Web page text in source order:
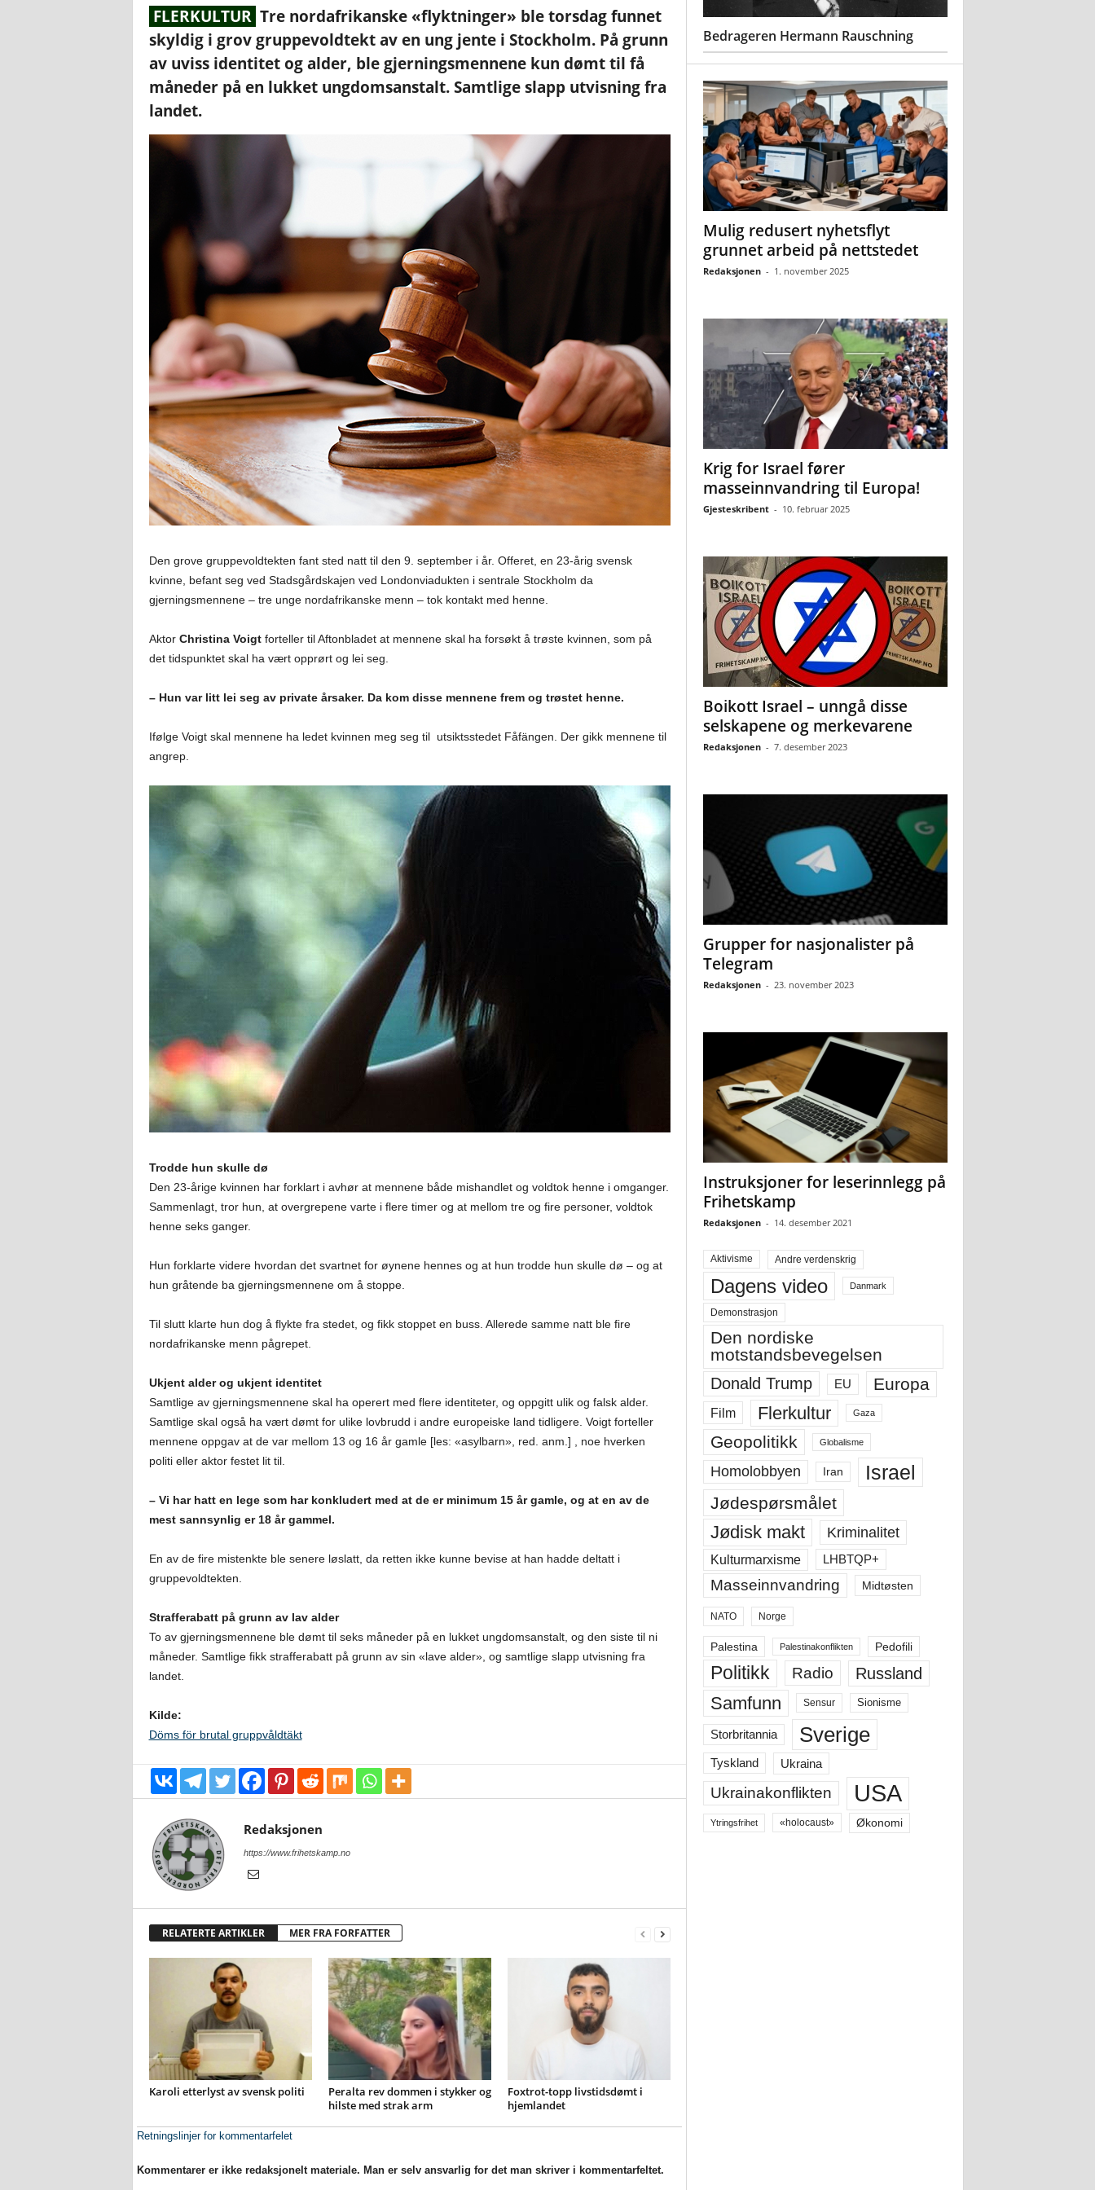
FLERKULTUR Tre nordafrikanske «flyktninger» ble torsdag funnet
skyldig i grov gruppevoldtekt av en ung jente i Stockholm. På grunn
av uviss identitet og alder, ble gjerningsmennene kun dømt til få
måneder på en lukket ungdomsanstalt. Samtlige slapp utvisning fra
landet.
Den grove gruppevoldtekten fant sted natt til den 9. september i år. Offeret, en 23-årig svensk
kvinne, befant seg ved Stadsgårdskajen ved Londonviadukten i sentrale Stockholm da
gjerningsmennene – tre unge nordafrikanske menn – tok kontakt med henne.
AktorChristina Voigtforteller til Aftonbladet at mennene skal ha forsøkt å trøste kvinnen, som på
det tidspunktet skal ha vært opprørt og lei seg.
– Hun var litt lei seg av private årsaker. Da kom disse mennene frem og trøstet henne.
Ifølge Voigt skal mennene ha ledet kvinnen meg seg til utsiktsstedet Fåfängen. Der gikk mennene til
angrep.
Trodde hun skulle dø
Den 23-årige kvinnen har forklart i avhør at mennene både mishandlet og voldtok henne i omganger.
Sammenlagt, tror hun, at overgrepene varte i flere timer og at mellom tre og fire personer, voldtok
henne seks ganger.
Hun forklarte videre hvordan det svartnet for øynene hennes og at hun trodde hun skulle dø – og at
hun gråtende ba gjerningsmennene om å stoppe.
Til slutt klarte hun dog å flykte fra stedet, og fikk stoppet en buss. Allerede samme natt ble fire
nordafrikanske menn pågrepet.
Ukjent alder og ukjent identitet
Samtlige av gjerningsmennene skal ha operert med flere identiteter, og oppgitt ulik og falsk alder.
Samtlige skal også ha vært dømt for ulike lovbrudd i andre europeiske land tidligere. Voigt forteller
mennene oppgav at de var mellom 13 og 16 år gamle [les: «asylbarn», red. anm.] , noe hverken
politi eller aktor festet lit til.
– Vi har hatt en lege som har konkludert med at de er minimum 15 år gamle, og at en av de
mest sannsynlig er 18 år gammel.
En av de fire mistenkte ble senere løslatt, da retten ikke kunne bevise at han hadde deltatt i
gruppevoldtekten.
Strafferabatt på grunn av lav alder
To av gjerningsmennene ble dømt til seks måneder på en lukket ungdomsanstalt, og den siste til ni
måneder. Samtlige fikk strafferabatt på grunn av sin «lave alder», og samtlige slapp utvisning fra
landet.
Kilde:
Döms för brutal gruppvåldtäkt
Redaksjonen
https://www.frihetskamp.no
RELATERTE ARTIKLER MER FRA FORFATTER
Karoli etterlyst av svensk politi
Peralta rev dommen i stykker og
hilste med strak arm
Foxtrot-topp livstidsdømt i
hjemlandet
Retningslinjer for kommentarfelet
Kommentarer er ikke redaksjonelt materiale. Man er selv ansvarlig for det man skriver i kommentarfeltet.
Bedrageren Hermann Rauschning
Mulig redusert nyhetsflyt
grunnet arbeid på nettstedet
Redaksjonen - 1. november 2025
Krig for Israel fører
masseinnvandring til Europa!
Gjesteskribent - 10. februar 2025
Boikott Israel – unngå disse
selskapene og merkevarene
Redaksjonen - 7. desember 2023
Grupper for nasjonalister på
Telegram
Redaksjonen - 23. november 2023
Instruksjoner for leserinnlegg på
Frihetskamp
Redaksjonen - 14. desember 2021
Aktivisme Andre verdenskrig
Dagens video Danmark
Demonstrasjon
Den nordiske
motstandsbevegelsen
Donald Trump EU Europa
Film Flerkultur Gaza
Geopolitikk Globalisme
Homolobbyen Iran Israel
Jødespørsmålet
Jødisk makt Kriminalitet
Kulturmarxisme LHBTQP+
Masseinnvandring Midtøsten
NATO Norge
Palestina Palestinakonflikten Pedofili
Politikk Radio Russland
Samfunn Sensur Sionisme
Storbritannia Sverige
Tyskland Ukraina
Ukrainakonflikten USA
Ytringsfrihet «holocaust» Økonomi